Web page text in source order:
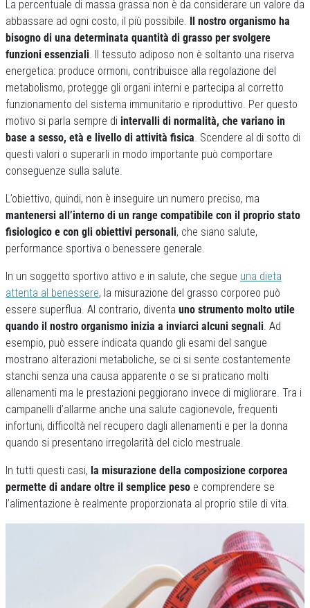
La percentuale di massa grassa non è da considerare un valore da
abbassare ad ogni costo, il più possibile. Il nostro organismo ha
bisogno di una determinata quantità di grasso per svolgere
funzioni essenziali. Il tessuto adiposo non è soltanto una riserva
energetica: produce ormoni, contribuisce alla regolazione del
metabolismo, protegge gli organi interni e partecipa al corretto
funzionamento del sistema immunitario e riproduttivo. Per questo
motivo si parla sempre di intervalli di normalità, che variano in
base a sesso, età e livello di attività fisica. Scendere al di sotto di
questi valori o superarli in modo importante può comportare
conseguenze sulla salute.
L’obiettivo, quindi, non è inseguire un numero preciso, ma
mantenersi all’interno di un range compatibile con il proprio stato
fisiologico e con gli obiettivi personali, che siano salute,
performance sportiva o benessere generale.
In un soggetto sportivo attivo e in salute, che segue una dieta
attenta al benessere, la misurazione del grasso corporeo può
essere superflua. Al contrario, diventa uno strumento molto utile
quando il nostro organismo inizia a inviarci alcuni segnali. Ad
esempio, può essere indicata quando gli esami del sangue
mostrano alterazioni metaboliche, se ci si sente costantemente
stanchi senza una causa apparente o se si praticano molti
allenamenti ma le prestazioni peggiorano invece di migliorare. Tra i
campanelli d’allarme anche una salute cagionevole, frequenti
infortuni, difficoltà nel recupero dagli allenamenti e per la donna
quando si presentano irregolarità del ciclo mestruale.
In tutti questi casi, la misurazione della composizione corporea
permette di andare oltre il semplice peso e comprendere se
l’alimentazione è realmente proporzionata al proprio stile di vita.